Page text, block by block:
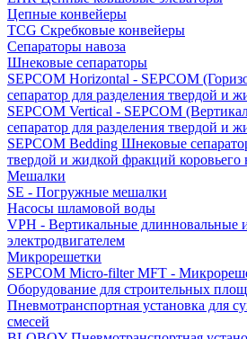
Цепные конвейеры
TCG Скребковые конвейеры
Сепараторы навоза
Шнековые сепараторы
SEPCOM Horizontal - SEPCOM
сепаратор для разделения твердой и
SEPCOM Vertical - SEPCOM
сепаратор для разделения твердой и
SEPCOM Bedding Шнековые
твердой и жидкой фракций коровьего
Мешалки
SE - Погружные мешалки
Насосы шламовой воды
VPH - Вертикальные длинновальные
электродвигателем
Микрорешетки
SEPCOM Micro-filter MFT -
Оборудование для строительных
Пневмотранспортная установка для
смесей